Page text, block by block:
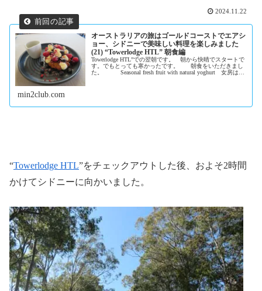
2024.11.22
オーストラリアの旅はゴールドコーストでエアシ
ョー、シドニーで美味しい料理を楽しみました
(21) “Towerlodge HTL” 朝食編
Towerlodge HTL”での翌朝です。 朝から快晴でスタートで
す。でもとっても寒かったです。 朝食をいただきまし
た。 Seasonal fresh fruit with natural yoghurt 女房は
min2club.com
“Towerlodge HTL”をチェックアウトした後、およそ2時間
かけてシドニーに向かいました。